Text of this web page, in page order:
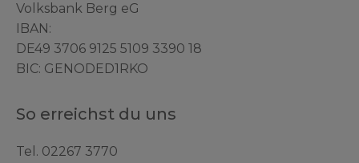
Volksbank Berg eG
IBAN:
DE49 3706 9125 5109 3390 18
BIC: GENODED1RKO
So erreichst du uns
Tel. 02267 3770